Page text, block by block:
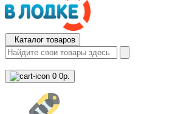
Каталог товаров
0 0р.